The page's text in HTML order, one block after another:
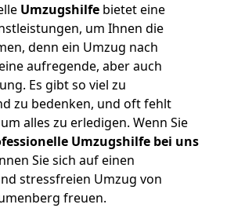
Umzugshilfe bietet eine
um Ihnen die
denn ein Umzug nach
aufregende, aber auch
Es gibt so viel zu
zu bedenken, und oft fehlt
alles zu erledigen. Wenn Sie
Umzugshilfe bei uns
Sie sich auf einen
stressfreien Umzug von
freuen.